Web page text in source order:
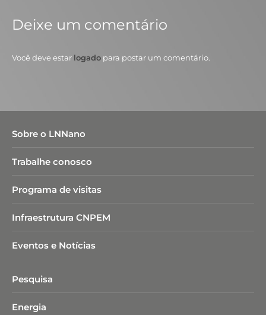
Deixe um comentário
Você deve estar logado para postar um comentário.
Sobre o LNNano
Trabalhe conosco
Programa de visitas
Infraestrutura CNPEM
Eventos e Notícias
Pesquisa
Energia